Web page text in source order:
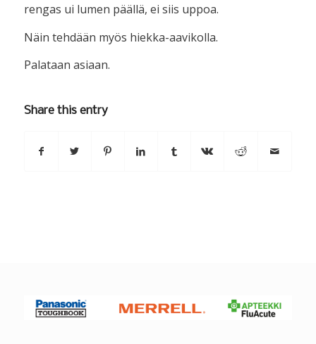
rengas ui lumen päällä, ei siis uppoa.
Näin tehdään myös hiekka-aavikolla.
Palataan asiaan.
Share this entry